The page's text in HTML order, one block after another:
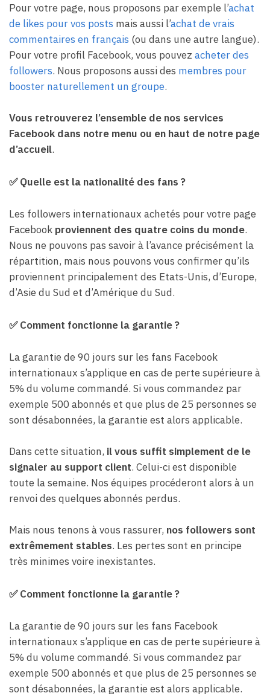
Pour votre page, nous proposons par exemple l’achat
de likes pour vos posts mais aussi l’achat de vrais
commentaires en français (ou dans une autre langue).
Pour votre profil Facebook, vous pouvez acheter des
followers. Nous proposons aussi des membres pour
booster naturellement un groupe.
Vous retrouverez l’ensemble de nos services
Facebook dans notre menu ou en haut de notre page
d’accueil.
✅Quelle est la nationalité des fans ?
Les followers internationaux achetés pour votre page
Facebook proviennent des quatre coins du monde.
Nous ne pouvons pas savoir à l’avance précisément la
répartition, mais nous pouvons vous confirmer qu’ils
proviennent principalement des Etats-Unis, d’Europe,
d’Asie du Sud et d’Amérique du Sud.
✅Comment fonctionne la garantie ?
La garantie de 90 jours sur les fans Facebook
internationaux s’applique en cas de perte supérieure à
5% du volume commandé. Si vous commandez par
exemple 500 abonnés et que plus de 25 personnes se
sont désabonnées, la garantie est alors applicable.
Dans cette situation, il vous suffit simplement de le
signaler au support client. Celui-ci est disponible
toute la semaine. Nos équipes procéderont alors à un
renvoi des quelques abonnés perdus.
Mais nous tenons à vous rassurer, nos followers sont
extrêmement stables. Les pertes sont en principe
très minimes voire inexistantes.
✅ Comment fonctionne la garantie ?
La garantie de 90 jours sur les fans Facebook
internationaux s’applique en cas de perte supérieure à
5% du volume commandé. Si vous commandez par
exemple 500 abonnés et que plus de 25 personnes se
sont désabonnées, la garantie est alors applicable.